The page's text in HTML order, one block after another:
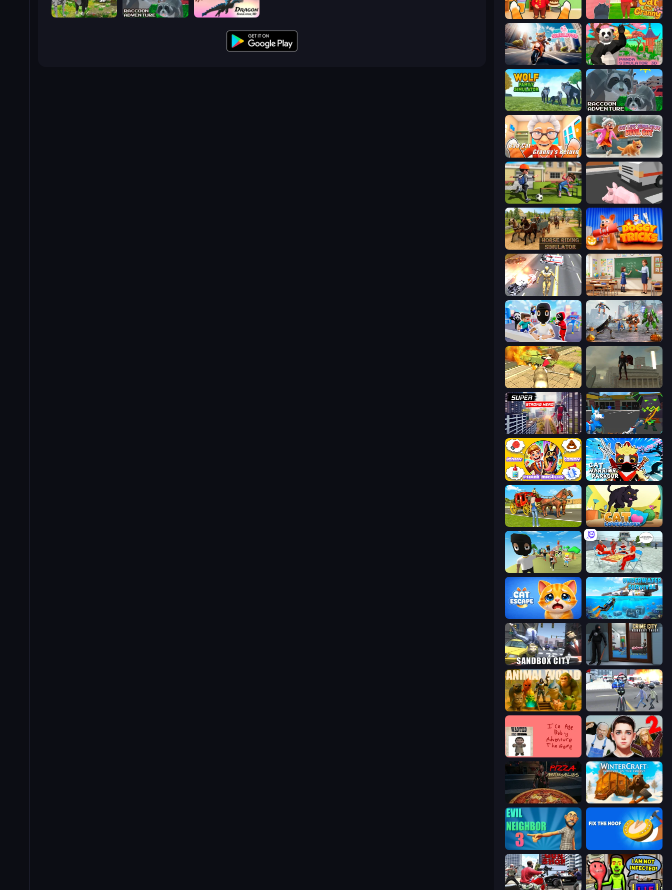
Dog Simulator 3D Raccoon Adventure: City Simulator 3D Dragon Simulator 3D Cat and Granny Cat and Granny 2
Cat Life Simulator Panda Simulator 3D
Wolf Family Simulator Raccoon Adventure: City Simulator 3D
Bad Cat - Granny's Return Cat Life Simulator: Devil Cat
The Prank King Crazy Pig Simulator
Horse Riding Simulator Doggy Tricks
High School Teacher Simulator
Flying Bat Robot Car Transform Game
Wild Animal Zoo City Simulator The Superman - Theme is Aliens
Super Strong Hero Robot Dog City Simulator
Johnny n Tommy - Prank Masters Cat Warrior Parkour
Horse Cart Transport Taxi Game Cat Lovescapes
Alcatraz Prison Escape Plan
Underwater Survival: Deep Dive
Sandbox City Crime City Robbery Thief Games
Animal World Amazing Crime Strange Stickman
Schoolboy Escape 2
Pizza Anomalies WinterCraft: Survival in the Forest
Evil Neighbor 3